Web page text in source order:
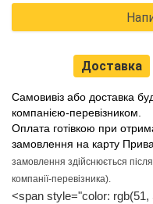
Доставка
Самовивіз або доставка
компанією-перевізником.
Оплата готівкою при
замовлення на карту
замовлення здійснюється
компанії-перевізника).
<span style="color: